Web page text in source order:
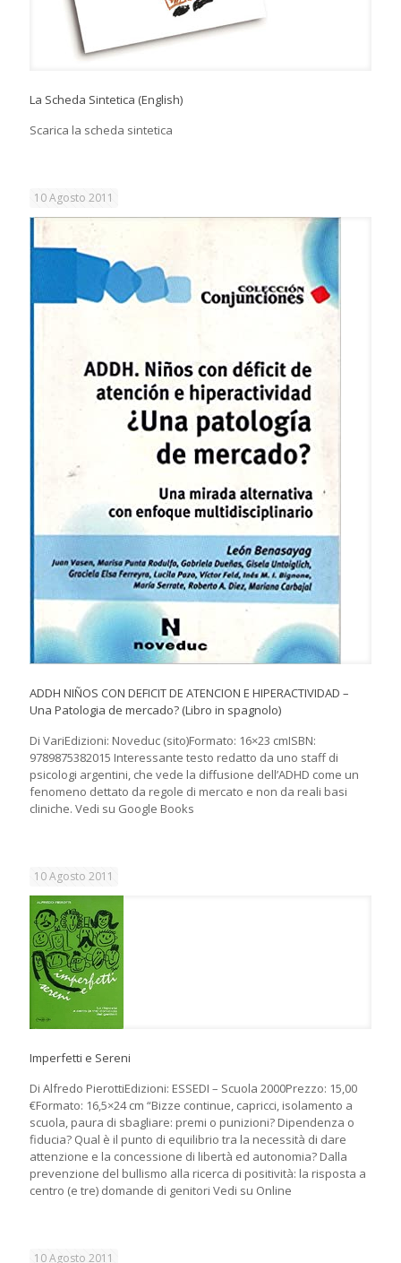
La Scheda Sintetica (English)
Scarica la scheda sintetica
10 Agosto 2011
ADDH NIÑOS CON DEFICIT DE ATENCION E HIPERACTIVIDAD –
Una Patologia de mercado? (Libro in spagnolo)
Di VariEdizioni: Noveduc (sito)Formato: 16×23 cmISBN:
9789875382015 Interessante testo redatto da uno staff di
psicologi argentini, che vede la diffusione dell’ADHD come un
fenomeno dettato da regole di mercato e non da reali basi
cliniche. Vedi su Google Books
10 Agosto 2011
Imperfetti e Sereni
Di Alfredo PierottiEdizioni: ESSEDI – Scuola 2000Prezzo: 15,00
€Formato: 16,5×24 cm “Bizze continue, capricci, isolamento a
scuola, paura di sbagliare: premi o punizioni? Dipendenza o
fiducia? Qual è il punto di equilibrio tra la necessità di dare
attenzione e la concessione di libertà ed autonomia? Dalla
prevenzione del bullismo alla ricerca di positività: la risposta a
centro (e tre) domande di genitori Vedi su Online
10 Agosto 2011